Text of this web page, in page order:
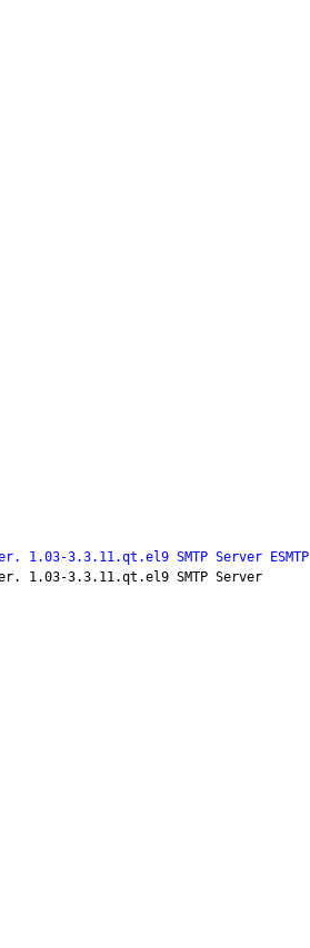
1.03-3.3.11.qt.el9 SMTP Server ESMTP
1.03-3.3.11.qt.el9 SMTP Server